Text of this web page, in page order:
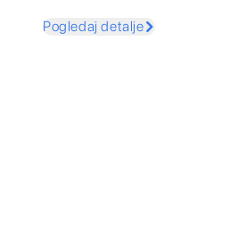
Pogledaj detalje